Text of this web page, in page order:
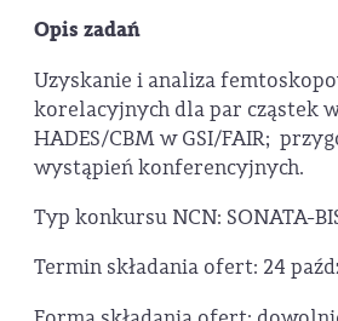
Opis zadań
Uzyskanie i analiza
korelacyjnych dla par cząstek
HADES/CBM w GSI/FAIR;
wystąpień konferencyjnych.
Typ konkursu NCN: SONATA-
Termin składania ofert: 24